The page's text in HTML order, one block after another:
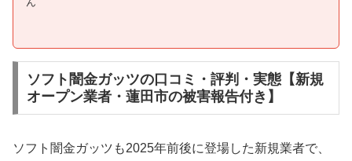
ソフト闇金ガッツの口コミ・評判・実態【新規
オープン業者・蓮田市の被害報告付き】
ソフト闇金ガッツも2025年前後に登場した新規業者で、